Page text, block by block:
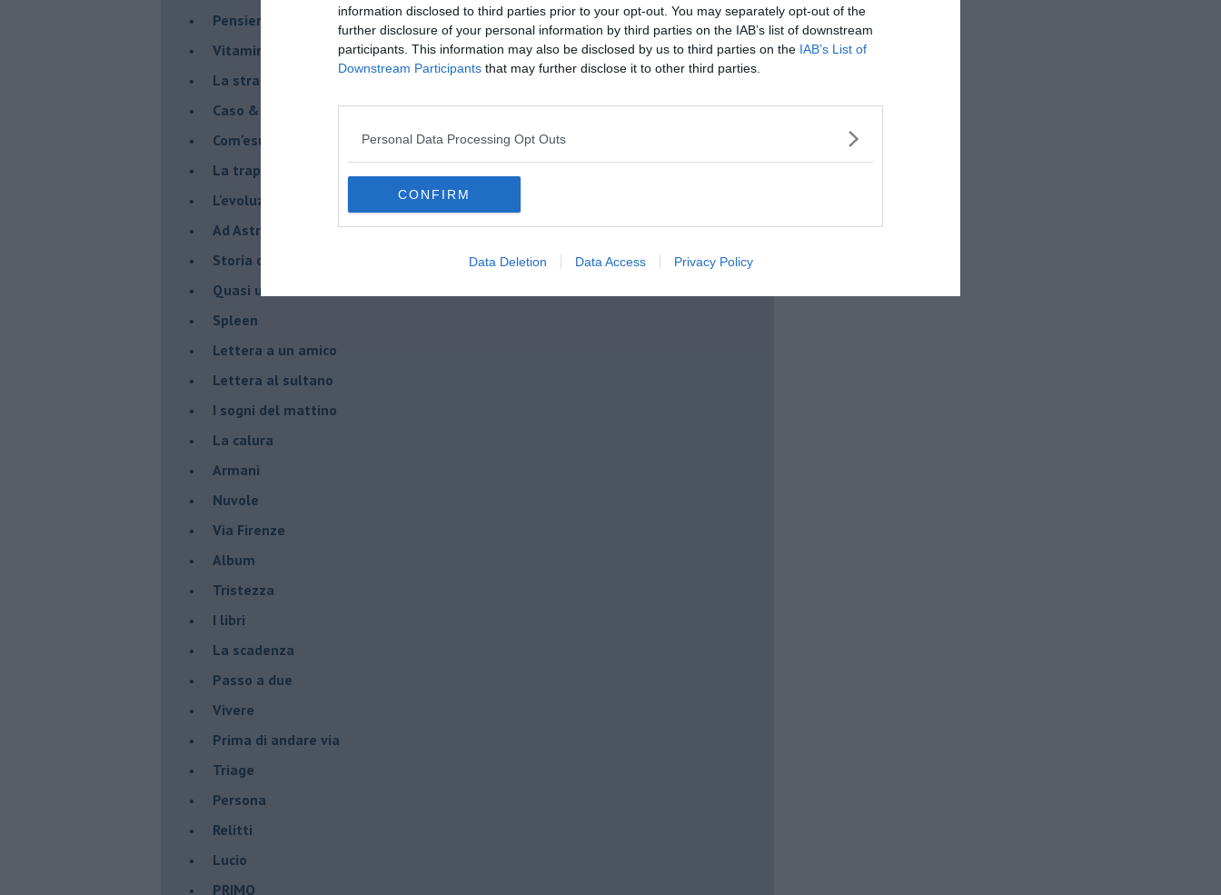
information disclosed to third parties prior to your opt-out. You may separately opt-out of the
further disclosure of your personal information by third parties on the IAB’s list of downstream
participants. This information may also be disclosed by us to third parties on the IAB’s List of
Downstream Participants that may further disclose it to other third parties.
Personal Data Processing Opt Outs
CONFIRM
Data Deletion Data Access Privacy Policy
Pensieri in disordine sparso
Vitamina D
La strada
Caso & cambiamento
Com'esuli pensieri
La trappola di Tucidide, o della 3ª C
L'evoluzione umana
Ad Astra
Storia di io - Quasi un compito in classe
Quasi una lezione
Spleen
Lettera a un amico
Lettera al sultano
I sogni del mattino
La calura
Armani
Nuvole
Via Firenze
Album
Tristezza
I libri
La scadenza
Passo a due
Vivere
Prima di andare via
Triage
Persona
Relitti
Lucio
PRIMO